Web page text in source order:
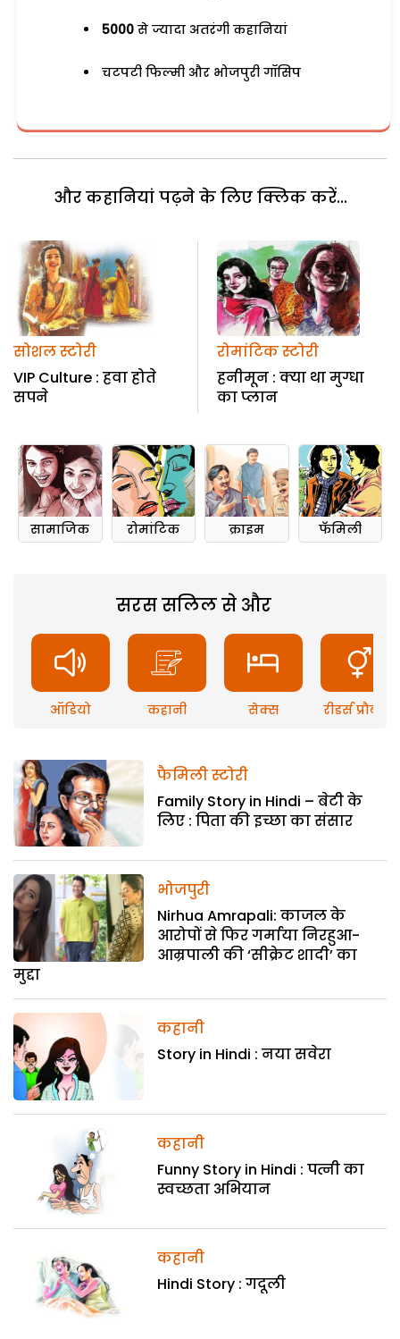
5000 से ज्यादा अतरंगी कहानियां
चटपटी फिल्मी और भोजपुरी गॉसिप
और कहानियां पढ़ने के लिए क्लिक करें...
सोशल स्टोरी
VIP Culture : हवा होते
सपने
रोमांटिक स्टोरी
हनीमून : क्या था मुग्धा
का प्लान
सामाजिक रोमांटिक क्राइम फॅमिली
सरस सलिल से और
ऑडियो कहानी सेक्स रीडर्स प्रौब्लम
फैमिली स्टोरी
Family Story in Hindi – बेटी के
लिए : पिता की इच्छा का संसार
भोजपुरी
Nirhua Amrapali: काजल के
आरोपों से फिर गर्माया निरहुआ-
आम्रपाली की ‘सीक्रेट शादी’ का
मुद्दा
कहानी
Story in Hindi : नया सवेरा
कहानी
Funny Story in Hindi : पत्नी का
स्वच्छता अभियान
कहानी
Hindi Story : गदूली